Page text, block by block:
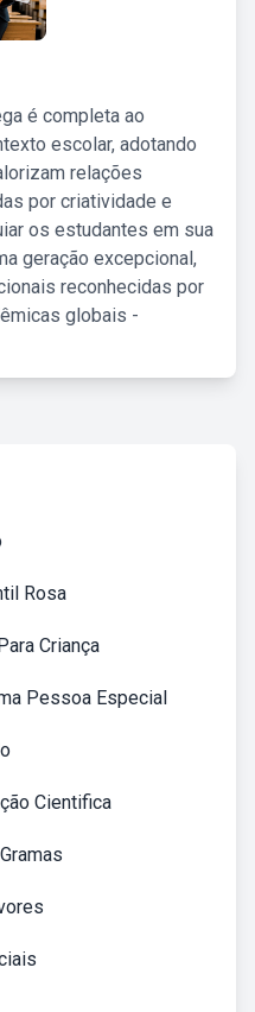
é completa ao
escolar, adotando
relações
por criatividade e
os estudantes em sua
geração excepcional,
reconhecidas por
globais -
Rosa
Criança
Pessoa Especial
Cientifica